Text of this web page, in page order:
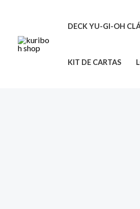
conteúdo
DECK YU-GI-OH
KIT DE CARTAS